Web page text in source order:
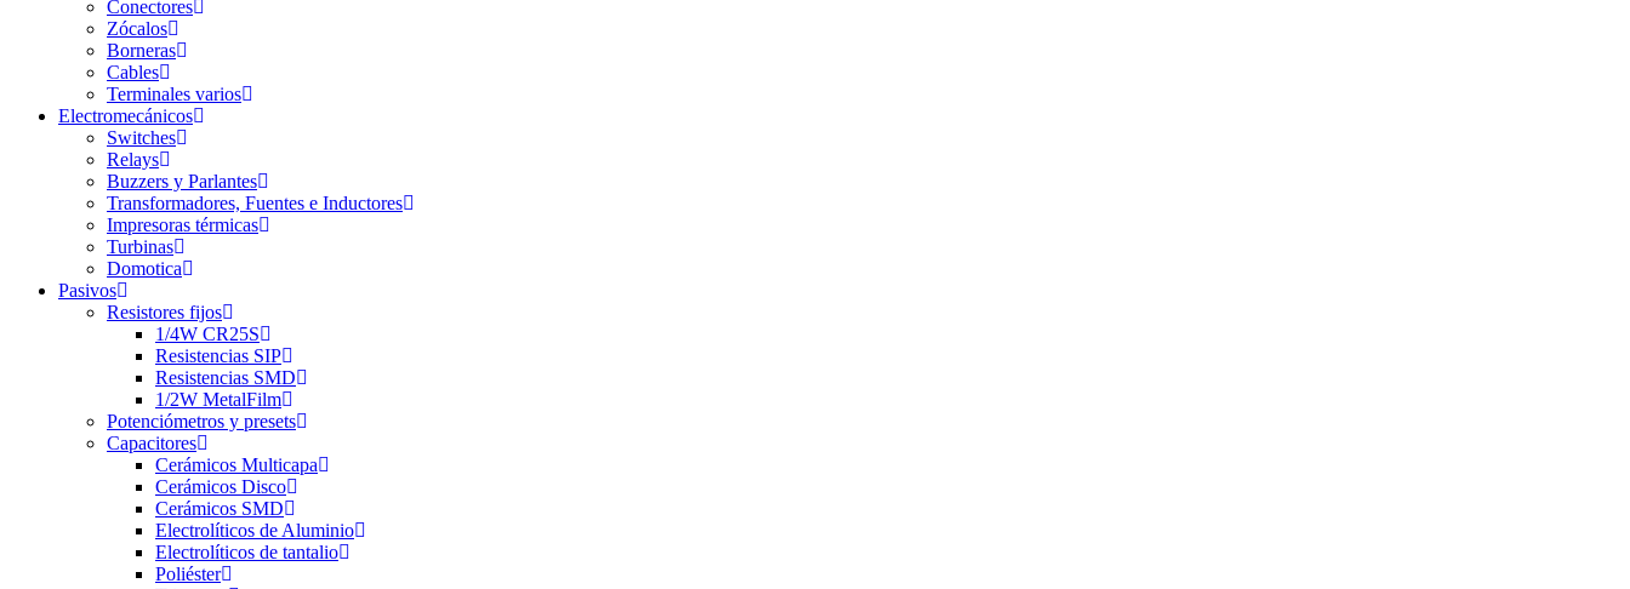
Conectores
Zócalos
Borneras
Cables
Terminales varios
Electromecánicos
Switches
Relays
Buzzers y Parlantes
Transformadores, Fuentes e Inductores
Impresoras térmicas
Turbinas
Domotica
Pasivos
Resistores fijos
1/4W CR25S
Resistencias SIP
Resistencias SMD
1/2W MetalFilm
Potenciómetros y presets
Capacitores
Cerámicos Multicapa
Cerámicos Disco
Cerámicos SMD
Electrolíticos de Aluminio
Electrolíticos de tantalio
Poliéster